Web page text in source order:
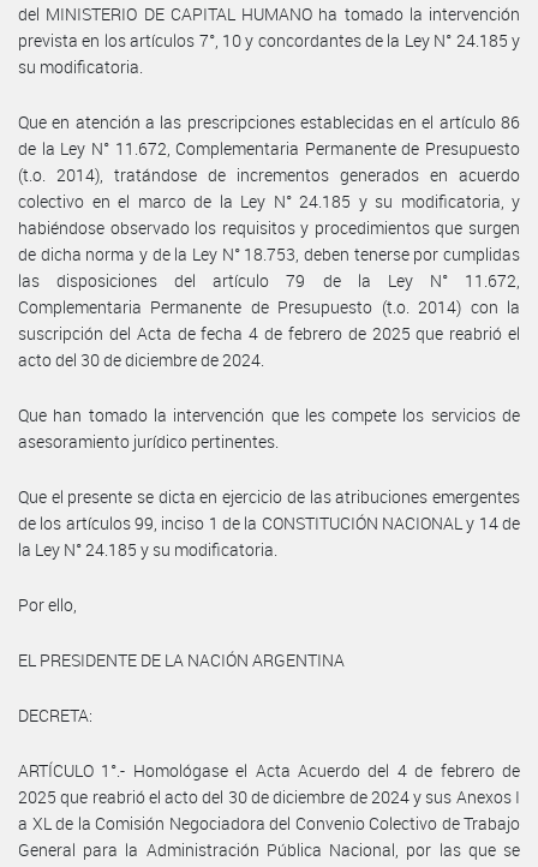
del MINISTERIO DE CAPITAL HUMANO ha tomado la intervención
prevista en los artículos 7°, 10 y concordantes de la Ley N° 24.185 y
su modificatoria.
Que en atención a las prescripciones establecidas en el artículo 86
de la Ley N° 11.672, Complementaria Permanente de Presupuesto
(t.o. 2014), tratándose de incrementos generados en acuerdo
colectivo en el marco de la Ley N° 24.185 y su modificatoria, y
habiéndose observado los requisitos y procedimientos que surgen
de dicha norma y de la Ley N° 18.753, deben tenerse por cumplidas
las disposiciones del artículo 79 de la Ley N° 11.672,
Complementaria Permanente de Presupuesto (t.o. 2014) con la
suscripción del Acta de fecha 4 de febrero de 2025 que reabrió el
acto del 30 de diciembre de 2024.
Que han tomado la intervención que les compete los servicios de
asesoramiento jurídico pertinentes.
Que el presente se dicta en ejercicio de las atribuciones emergentes
de los artículos 99, inciso 1 de la CONSTITUCIÓN NACIONAL y 14 de
la Ley N° 24.185 y su modificatoria.
Por ello,
EL PRESIDENTE DE LA NACIÓN ARGENTINA
DECRETA:
ARTÍCULO 1°.- Homológase el Acta Acuerdo del 4 de febrero de
2025 que reabrió el acto del 30 de diciembre de 2024 y sus Anexos I
a XL de la Comisión Negociadora del Convenio Colectivo de Trabajo
General para la Administración Pública Nacional, por las que se